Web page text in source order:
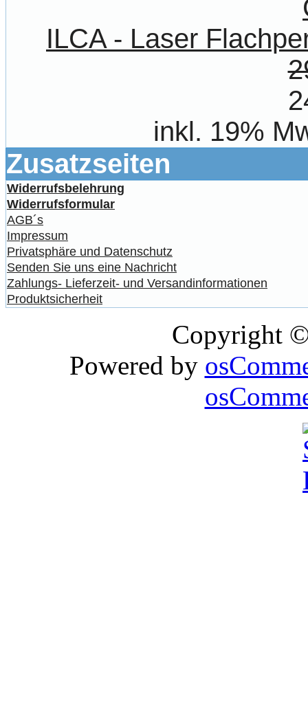
ILCA - Laser
inkl. 19%
Zusatzseiten
Widerrufsbelehrung
Widerrufsformular
AGB´s
Impressum
Privatsphäre und Datenschutz
Senden Sie uns eine Nachricht
Zahlungs- Lieferzeit- und Versandinformationen
Produktsicherheit
Copyright
Powered by